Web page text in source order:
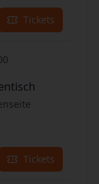
Tickets
Tickets